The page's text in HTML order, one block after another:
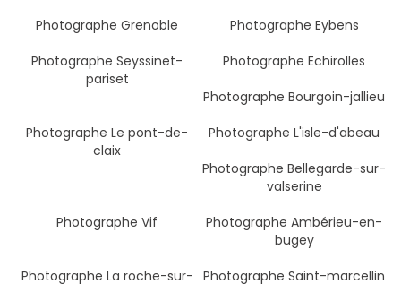
Photographe Grenoble
Photographe Eybens
Photographe Seyssinet-
pariset
Photographe Echirolles
Photographe Bourgoin-jallieu
Photographe Le pont-de-
claix
Photographe L'isle-d'abeau
Photographe Bellegarde-sur-
valserine
Photographe Vif
Photographe Ambérieu-en-
bugey
Photographe La roche-sur- Photographe Saint-marcellin